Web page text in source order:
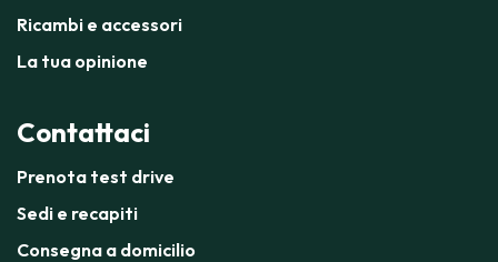
Ricambi e accessori
La tua opinione
Contattaci
Prenota test drive
Sedi e recapiti
Consegna a domicilio